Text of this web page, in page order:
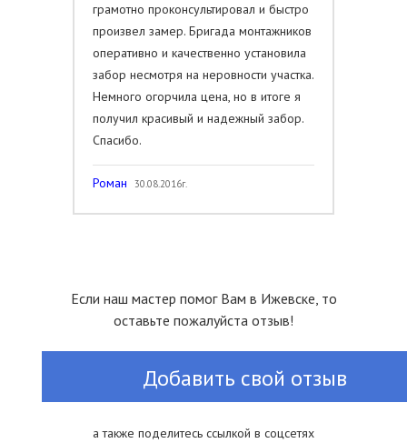
грамотно проконсультировал и быстро
произвел замер. Бригада монтажников
оперативно и качественно установила
забор несмотря на неровности участка.
Немного огорчила цена, но в итоге я
получил красивый и надежный забор.
Спасибо.
Роман 30.08.2016г.
Если наш мастер помог Вам в Ижевске, то
оставьте пожалуйста отзыв!
Добавить свой отзыв
а также поделитесь ссылкой в соцсетях